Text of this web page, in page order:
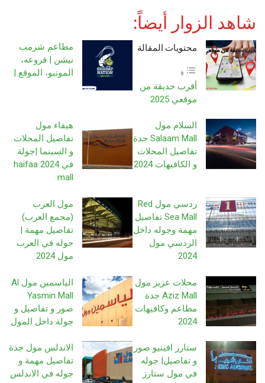
شاهد الزوار أيضاً:
محتويات المقالة
أقرب حديقة من
موقعي 2025
مطاعم شرمب
نيشن | فروعه،
المونيو، الموقع |
السلام مول
Salaam Mall جدة
تفاصيل المحلات
و الكافيهات 2024
هيفاء مول
تفاصيل المحلات
و السينما |جولة
في 2024 haifaa
mall
ردسي مول Red
Sea Mall تفاصيل
مهمة وجوله داخل
الردسي مول
2024
مول العرب
(مجمع العرب)
تفاصيل مهمة |
جوله في العرب
مول 2024
محلات عزيز مول
Aziz Mall جدة
مطاعم وكافيهات
2024
الياسمين مول Al
Yasmin Mall
صور و تفاصيل و
جولة داخل المول
ستارز افينيو صور
و تفاصيل| جوله
في مول ستارز
الاندلس مول جدة
تفاصيل مهمة و
جوله في الاندلس